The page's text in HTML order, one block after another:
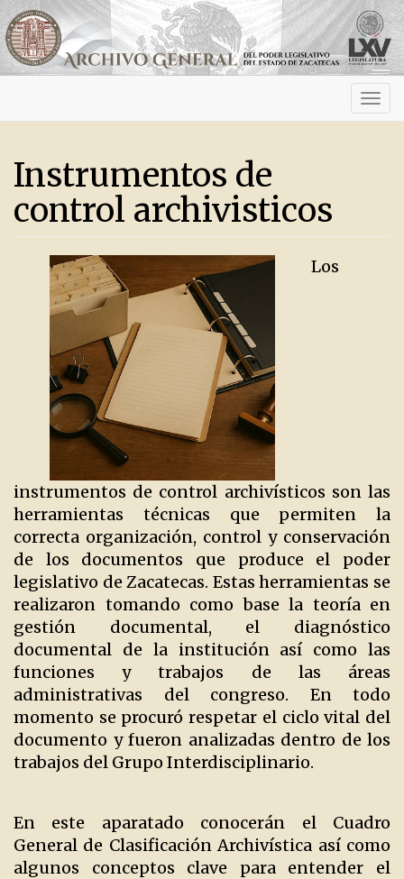
Instrumentos de
control archivisticos
Los
instrumentos de control archivísticos son las
herramientas técnicas que permiten la
correcta organización, control y conservación
de los documentos que produce el poder
legislativo de Zacatecas. Estas herramientas se
realizaron tomando como base la teoría en
gestión documental, el diagnóstico
documental de la institución así como las
funciones y trabajos de las áreas
administrativas del congreso. En todo
momento se procuró respetar el ciclo vital del
documento y fueron analizadas dentro de los
trabajos del Grupo Interdisciplinario.
En este aparatado conocerán el Cuadro
General de Clasificación Archivística así como
algunos conceptos clave para entender el